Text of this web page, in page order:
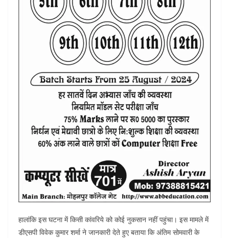
हालांकि इस घटना में किसी कांवरिये को कोई नुकसान नहीं पहुंचा। इस मामले में
डीएसपी विवेक कुमार शर्मा ने जानकारी देते हुए बताया कि अंतिम सोमवारी के